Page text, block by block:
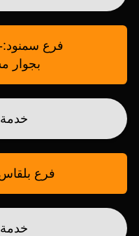
فرع
بجوار
خدمة
فرع
خدمة